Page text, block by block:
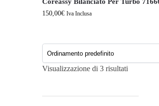
Coreassy Bilanciato Per Turbo
150,00€ Iva Inclusa
Visualizzazione di 3 risultati